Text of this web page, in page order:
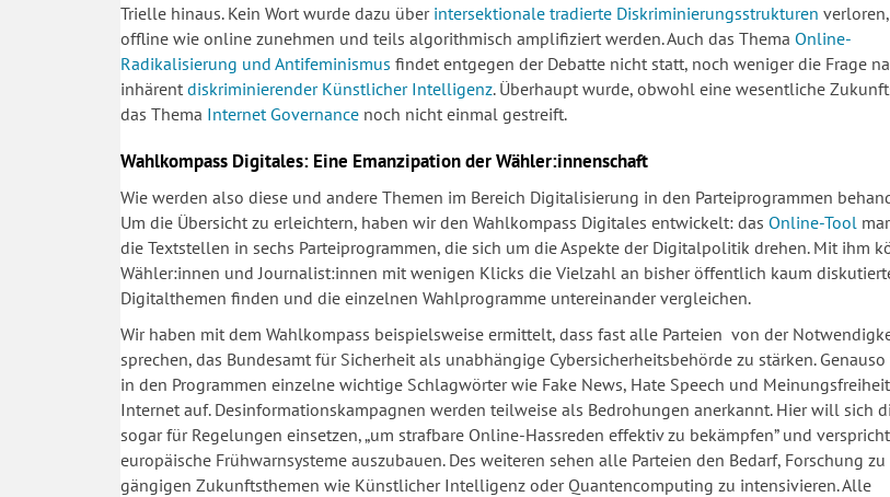
Trielle hinaus. Kein Wort wurde dazu über intersektionale tradierte Diskriminierungsstrukturen
offline wie online zunehmen und teils algorithmisch amplifiziert werden. Auch das Thema Online-
Radikalisierung und Antifeminismus findet entgegen der Debatte nicht statt, noch weniger die Frage
inhärent diskriminierender Künstlicher Intelligenz. Überhaupt wurde, obwohl eine wesentliche
das Thema Internet Governance noch nicht einmal gestreift.
Wahlkompass Digitales: Eine Emanzipation der Wähler:innenschaft
Wie werden also diese und andere Themen im Bereich Digitalisierung in den Parteiprogrammen
Um die Übersicht zu erleichtern, haben wir den Wahlkompass Digitales entwickelt: das Online-Tool
die Textstellen in sechs Parteiprogrammen, die sich um die Aspekte der Digitalpolitik drehen. Mit ihm
Wähler:innen und Journalist:innen mit wenigen Klicks die Vielzahl an bisher öffentlich kaum
Digitalthemen finden und die einzelnen Wahlprogramme untereinander vergleichen.
Wir haben mit dem Wahlkompass beispielsweise ermittelt, dass fast alle Parteien von der
sprechen, das Bundesamt für Sicherheit als unabhängige Cybersicherheitsbehörde zu stärken.
in den Programmen einzelne wichtige Schlagwörter wie Fake News, Hate Speech und
Internet auf. Desinformationskampagnen werden teilweise als Bedrohungen anerkannt. Hier will sich
sogar für Regelungen einsetzen, „um strafbare Online-Hassreden effektiv zu bekämpfen” und
europäische Frühwarnsysteme auszubauen. Des weiteren sehen alle Parteien den Bedarf, Forschung zu
gängigen Zukunftsthemen wie Künstlicher Intelligenz oder Quantencomputing zu intensivieren. Alle